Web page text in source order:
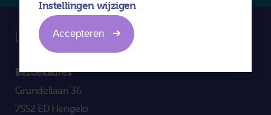
Bezoekadres
Grundellaan 36
7552 ED Hengelo
Instellingen wijzigen
Accepteren